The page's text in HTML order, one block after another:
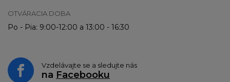
OTVÁRACIA DOBA
Po - Pia: 9:00-12:00 a 13:00 - 16:30
Vzdelávajte se a sledujte nás
na Facebooku